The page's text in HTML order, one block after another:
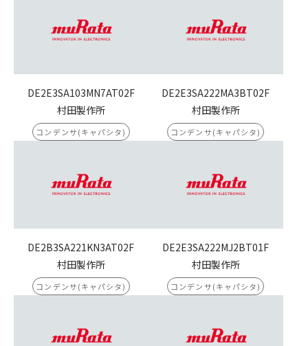
DE2E3SA103MN7AT02F
村田製作所
コンデンサ(キャパシタ)
DE2E3SA222MA3BT02F
村田製作所
コンデンサ(キャパシタ)
DE2B3SA221KN3AT02F
村田製作所
コンデンサ(キャパシタ)
DE2E3SA222MJ2BT01F
村田製作所
コンデンサ(キャパシタ)